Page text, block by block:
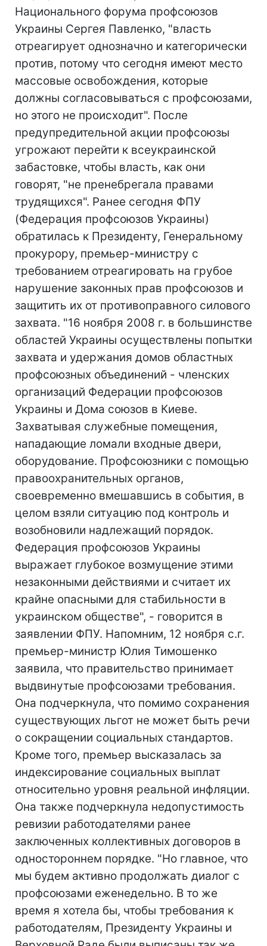
Национального форума профсоюзов
Украины Сергея Павленко, "власть
отреагирует однозначно и категорически
против, потому что сегодня имеют место
массовые освобождения, которые
должны согласовываться с профсоюзами,
но этого не происходит". После
предупредительной акции профсоюзы
угрожают перейти к всеукраинской
забастовке, чтобы власть, как они
говорят, "не пренебрегала правами
трудящихся". Ранее сегодня ФПУ
(Федерация профсоюзов Украины)
обратилась к Президенту, Генеральному
прокурору, премьер-министру с
требованием отреагировать на грубое
нарушение законных прав профсоюзов и
защитить их от противоправного силового
захвата. "16 ноября 2008 г. в большинстве
областей Украины осуществлены попытки
захвата и удержания домов областных
профсоюзных объединений - членских
организаций Федерации профсоюзов
Украины и Дома союзов в Киеве.
Захватывая служебные помещения,
нападающие ломали входные двери,
оборудование. Профсоюзники с помощью
правоохранительных органов,
своевременно вмешавшись в события, в
целом взяли ситуацию под контроль и
возобновили надлежащий порядок.
Федерация профсоюзов Украины
выражает глубокое возмущение этими
незаконными действиями и считает их
крайне опасными для стабильности в
украинском обществе", - говорится в
заявлении ФПУ. Напомним, 12 ноября с.г.
премьер-министр Юлия Тимошенко
заявила, что правительство принимает
выдвинутые профсоюзами требования.
Она подчеркнула, что помимо сохранения
существующих льгот не может быть речи
о сокращении социальных стандартов.
Кроме того, премьер высказалась за
индексирование социальных выплат
относительно уровня реальной инфляции.
Она также подчеркнула недопустимость
ревизии работодателями ранее
заключенных коллективных договоров в
одностороннем порядке. "Но главное, что
мы будем активно продолжать диалог с
профсоюзами еженедельно. В то же
время я хотела бы, чтобы требования к
работодателям, Президенту Украины и